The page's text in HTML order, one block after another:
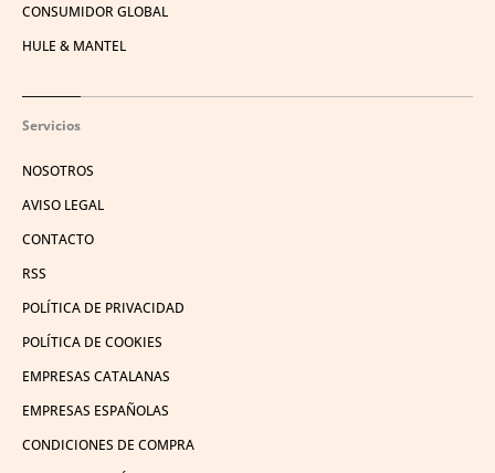
CONSUMIDOR GLOBAL
HULE & MANTEL
Servicios
NOSOTROS
AVISO LEGAL
CONTACTO
RSS
POLÍTICA DE PRIVACIDAD
POLÍTICA DE COOKIES
EMPRESAS CATALANAS
EMPRESAS ESPAÑOLAS
CONDICIONES DE COMPRA